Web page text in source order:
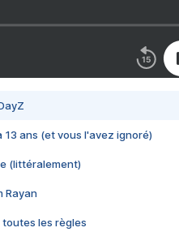
13 ans (et vous l'avez ignoré)
(littéralement)
Rayan
toutes les règles